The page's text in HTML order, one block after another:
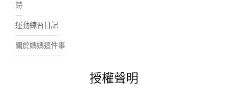
詩
運動練習日記
關於媽媽這件事
授權聲明